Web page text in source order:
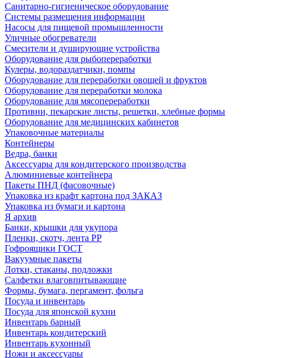
Санитарно-гигиеническое оборудование
Системы размещения информации
Насосы для пищевой промышленности
Уличные обогреватели
Смесители и душирующие устройства
Оборудование для рыбопереработки
Кулеры, водораздатчики, помпы
Оборудование для переработки овощей и фруктов
Оборудование для переработки молока
Оборудование для мясопереработки
Противни, пекарские листы, решетки, хлебные формы
Оборудование для медицинских кабинетов
Упаковочные материалы
Контейнеры
Ведра, банки
Аксессуары для кондитерского производства
Алюминиевые контейнера
Пакеты ПНД (фасовочные)
Упаковка из крафт картона под ЗАКАЗ
Упаковка из бумаги и картона
Я архив
Банки, крышки для укупора
Пленки, скотч, лента РР
Гофроящики ГОСТ
Вакуумные пакеты
Лотки, стаканы, подложки
Салфетки влаговпитывающие
Формы, бумага, пергамент, фольга
Посуда и инвентарь
Посуда для японской кухни
Инвентарь барный
Инвентарь кондитерский
Инвентарь кухонный
Ножи и аксессуары